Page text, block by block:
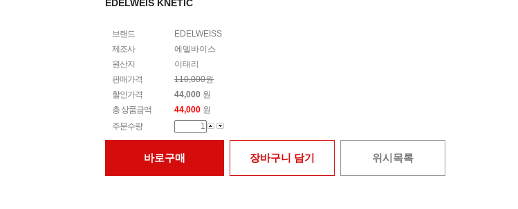
EDELWEIS KNETIC
브랜드
EDELWEISS
제조사
에델바이스
원산지
이태리
판매가격
110,000원
할인가격
44,000 원
총 상품금액
44,000 원
주문수량
바로구매 장바구니 담기 위시목록